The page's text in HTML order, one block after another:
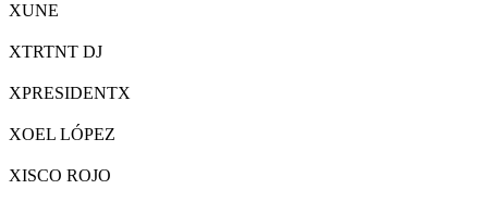
XUNE
XTRTNT DJ
XPRESIDENTX
XOEL LÓPEZ
XISCO ROJO